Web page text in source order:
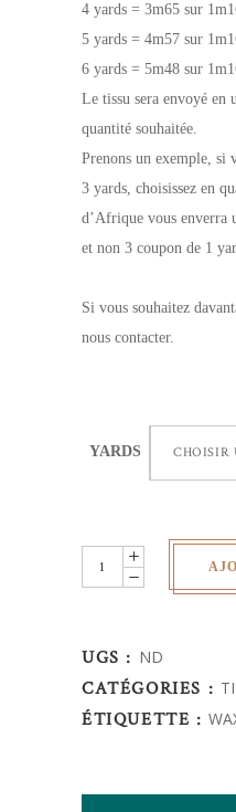
4 yards = 3m65 sur
5 yards = 4m57 sur
6 yards = 5m48 sur
Le tissu sera envoyé en
quantité souhaitée.
Prenons un exemple, si
3 yards, choisissez en
d’Afrique vous enverra
et non 3 coupon de 1
Si vous souhaitez
nous contacter.
YARDS CHOISIR
wax
Africain
TieandDye
quantity
UGS : ND
CATÉGORIES :
ÉTIQUETTE :